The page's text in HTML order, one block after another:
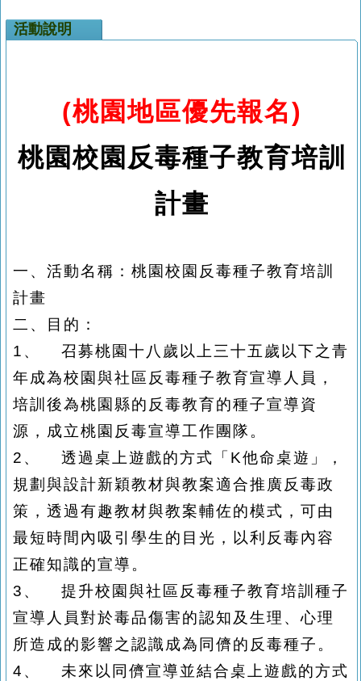
活動說明
(桃園地區優先報名)
桃園校園反毒種子教育培訓
計畫
一、活動名稱：桃園校園反毒種子教育培訓
計畫
二、目的：
1、
召募桃園十八歲以上三十五歲以下之青
年成為校園與社區反毒種子教育宣導人員，
培訓後為桃園縣的反毒教育的種子宣導資
源 ， 成立桃園反毒宣導工作團隊。
2、
透過桌上遊戲的方式「K他命桌遊」，
規劃與設計新穎教材與教案適合推廣反毒政
策，透過有趣教材與教案輔佐的模式，可由
最短時間內吸引學生的目光，以利反毒內容
正確知識的宣導。
3、
提升校園與社區反毒種子教育培訓種子
宣導人員對於毒品傷害的認知及生理、心理
所造成的影響之認識成為同儕的反毒種子。
4、
未來以同儕宣導並結合桌上遊戲的方式